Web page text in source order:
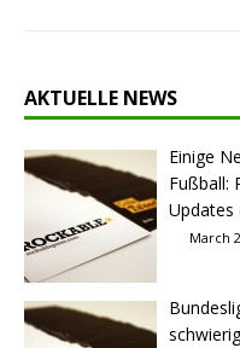
AKTUELLE NEWS
Einige
Fußball:
Updates
March